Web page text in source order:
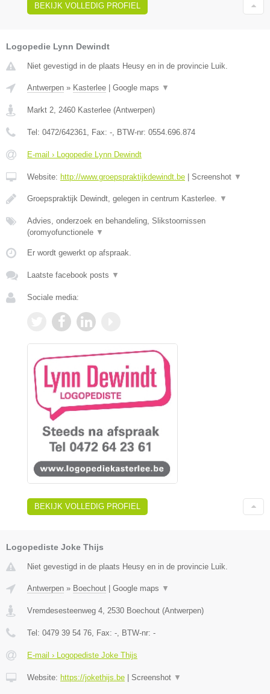
BEKIJK VOLLEDIG PROFIEL
Logopedie Lynn Dewindt
Niet gevestigd in de plaats Heusy en in de provincie Luik.
Antwerpen » Kasterlee Google maps ▼
Markt 2 2460 Kasterlee (Antwerpen)
Tel: 0472/642361 , Fax: - , BTW-nr: 0554.696.874
E-mail › Logopedie Lynn Dewindt
Website: http://www.groepspraktijkdewindt.be Screenshot ▼
Groepspraktijk Dewindt, gelegen in centrum Kasterlee. ▼
Advies, onderzoek en behandeling, Slikstoornissen
(oromyofunctionele ▼
Er wordt gewerkt op afspraak.
Laatste facebook posts ▼
Sociale media:
BEKIJK VOLLEDIG PROFIEL
Logopediste Joke Thijs
Niet gevestigd in de plaats Heusy en in de provincie Luik.
Antwerpen » Boechout Google maps ▼
Vremdesesteenweg 4, 2530 Boechout (Antwerpen)
Tel: 0479 39 54 76, Fax: -, BTW-nr: -
E-mail › Logopediste Joke Thijs
Website: https://jokethijs.be Screenshot ▼